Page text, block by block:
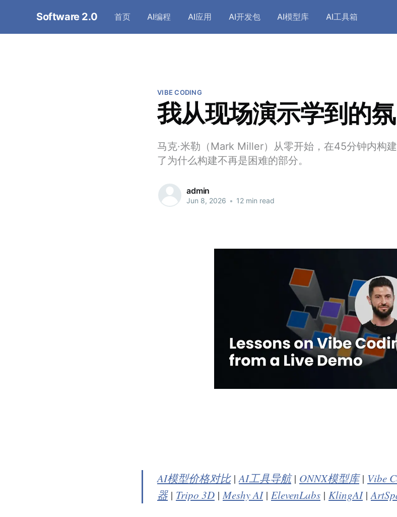
Software 2.0 首页 AI编程 AI应用 AI开发包 AI模型库 AI工具箱
VIBE CODING
我从现场演示学到的
马克·米勒（Mark Miller）从零开始，在45分钟内构
了为什么构建不再是困难的部分。
admin
Jun 8, 2026 • 12 min read
AI模型价格对比|AI工具导航| ONNX模型库| Vibe
器| Tripo 3D |Meshy AI| ElevenLabs | KlingAI|